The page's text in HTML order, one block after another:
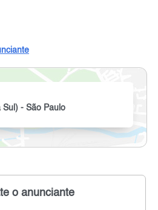
Sul) - São Paulo
o anunciante